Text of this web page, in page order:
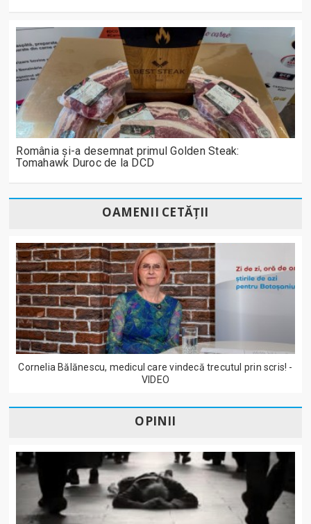
România și-a desemnat primul Golden Steak:
Tomahawk Duroc de la DCD
OAMENII CETĂȚII
Cornelia Bălănescu, medicul care vindecă trecutul prin scris! -
VIDEO
OPINII